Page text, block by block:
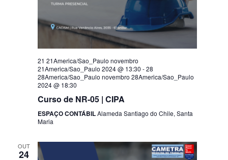
21 21America/Sao_Paulo novembro
21America/Sao_Paulo 2024 @ 13:30 -28
28America/Sao_Paulo novembro 28America/Sao_Paulo
2024 @ 18:30
Curso de NR-05 | CIPA
ESPAÇO CONTÁBILAlameda Santiago do Chile, Santa
Maria
OUT
24